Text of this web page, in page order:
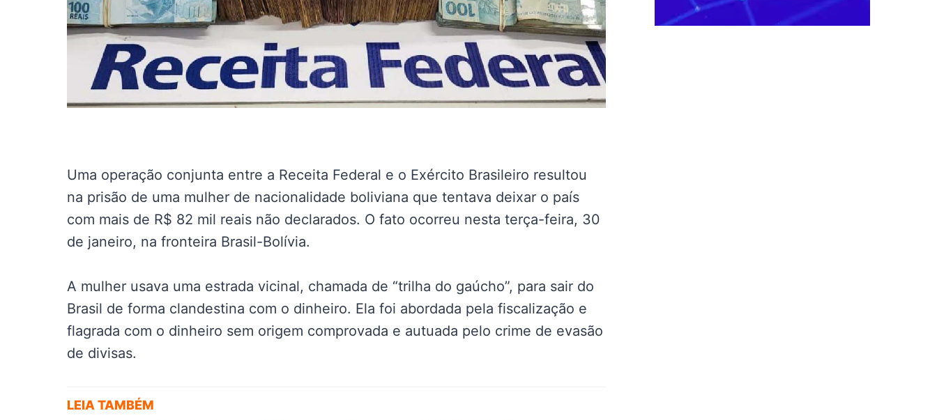
Uma operação conjunta entre a Receita Federal e o Exército Brasileiro resultou
na prisão de uma mulher de nacionalidade boliviana que tentava deixar o país
com mais de R$ 82 mil reais não declarados. O fato ocorreu nesta terça-feira, 30
de janeiro, na fronteira Brasil-Bolívia.
A mulher usava uma estrada vicinal, chamada de “trilha do gaúcho”, para sair do
Brasil de forma clandestina com o dinheiro. Ela foi abordada pela fiscalização e
flagrada com o dinheiro sem origem comprovada e autuada pelo crime de evasão
de divisas.
LEIA TAMBÉM